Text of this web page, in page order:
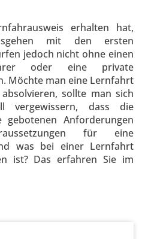
erhalten hat,
mit den ersten
jedoch nicht ohne einen
oder eine private
Möchte man eine Lernfahrt
sollte man sich
vergewissern, dass die
gebotenen Anforderungen
für eine
was bei einer Lernfahrt
ist? Das erfahren Sie im